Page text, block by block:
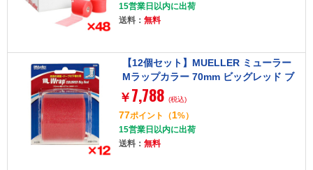
15営業日以内に出荷
送料： 無料
【12個セット】MUELLER ミューラー
Mラップカラー 70mm ビッグレッド ブ
リスターパック 53704
￥ 7,788 (税込)
77ポイント （1%）
15営業日以内に出荷
送料： 無料